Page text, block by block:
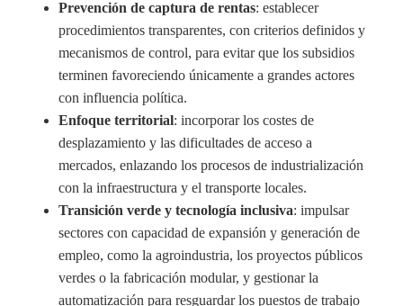
Prevención de captura de rentas: establecer
procedimientos transparentes, con criterios definidos y
mecanismos de control, para evitar que los subsidios
terminen favoreciendo únicamente a grandes actores
con influencia política.
Enfoque territorial: incorporar los costes de
desplazamiento y las dificultades de acceso a
mercados, enlazando los procesos de industrialización
con la infraestructura y el transporte locales.
Transición verde y tecnologí­a inclusiva: impulsar
sectores con capacidad de expansión y generación de
empleo, como la agroindustria, los proyectos públicos
verdes o la fabricación modular, y gestionar la
automatización para resguardar los puestos de trabajo